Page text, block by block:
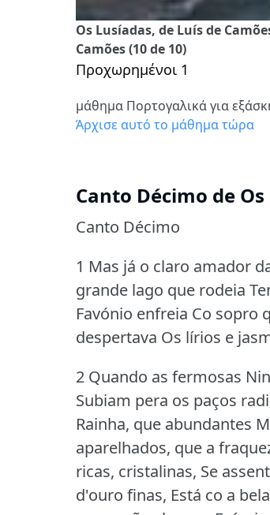
Os Lusíadas, de Luís de
Camões (10 de 10)
Προχωρημένοι 1
μάθημα Πορτογαλικά για
Άρχισε αυτό το μάθημα τώρα
Canto Décimo de
Canto Décimo
1 Mas já o claro amador
grande lago que rodeia
Favónio enfreia Co sopro
despertava Os lírios e
2 Quando as fermosas
Subiam pera os paços
Rainha, que abundantes
aparelhados, que a
ricas, cristalinas, Se
d'ouro finas, Está co a